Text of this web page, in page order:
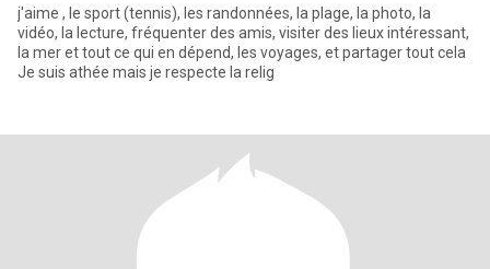
j'aime , le sport (tennis), les randonnées, la plage, la photo, la
vidéo, la lecture, fréquenter des amis, visiter des lieux intéressant,
la mer et tout ce qui en dépend, les voyages, et partager tout cela
Je suis athée mais je respecte la relig